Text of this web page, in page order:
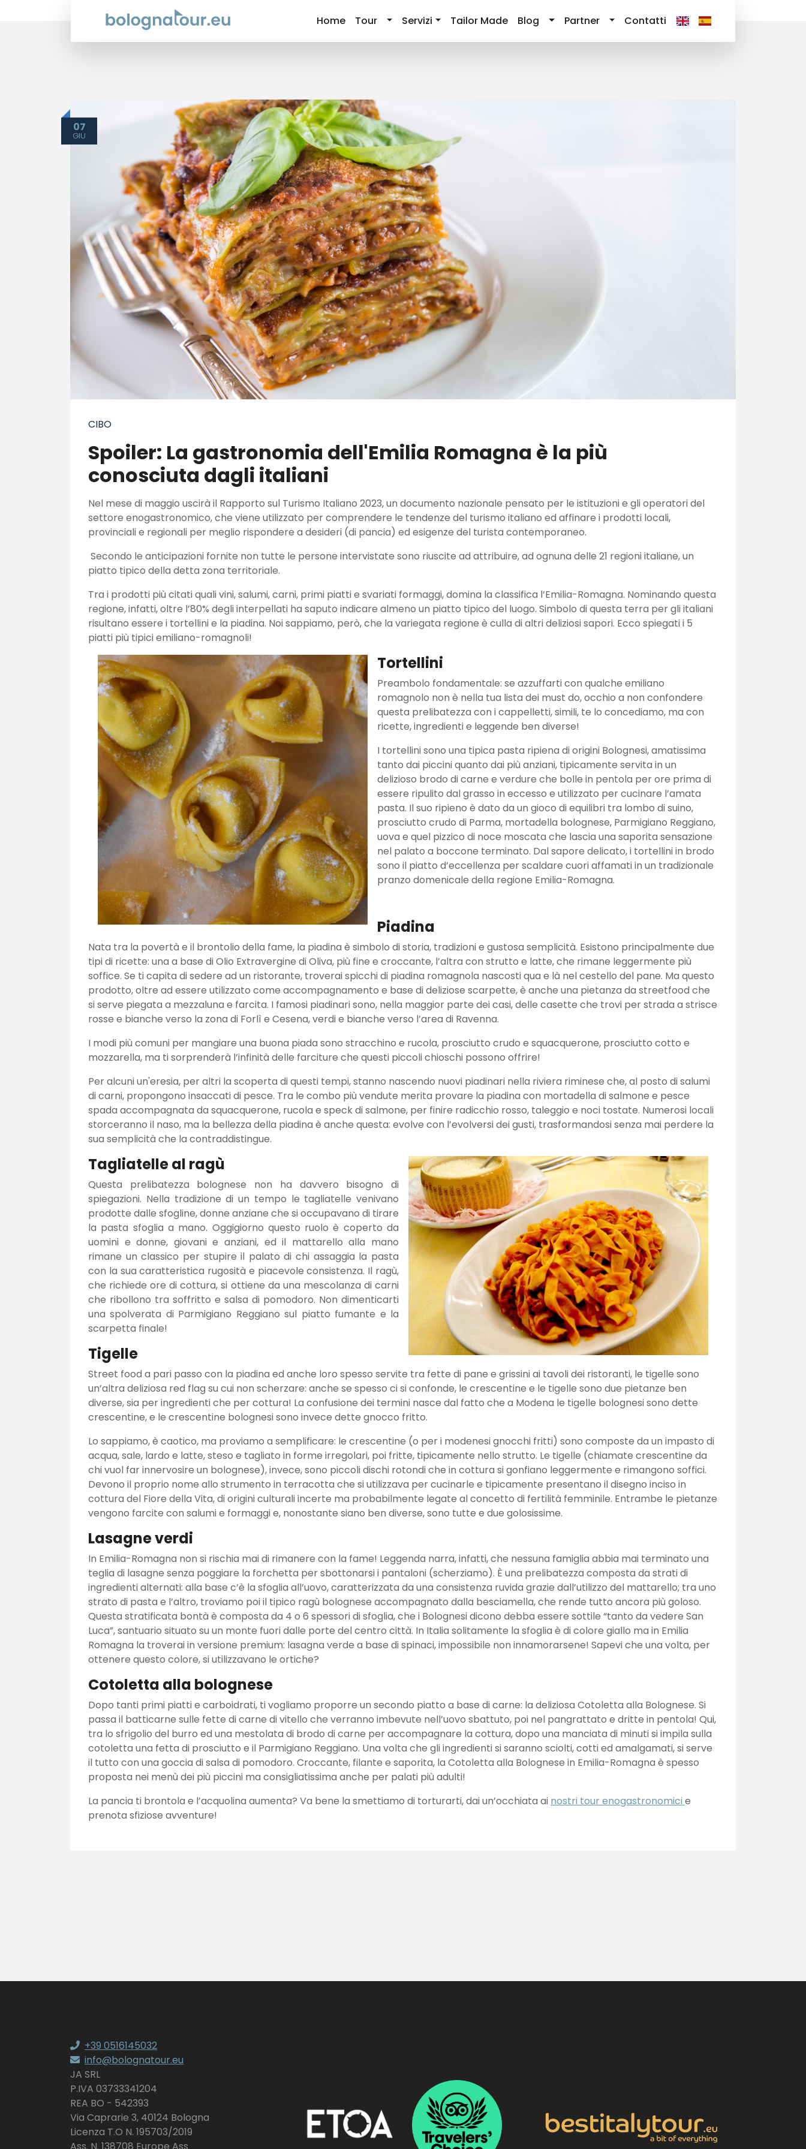
Home Tour Servizi Tailor Made Blog Partner Contatti
07
GIU
CIBO
Spoiler: La gastronomia dell'Emilia Romagna è la più
conosciuta dagli italiani
Nel mese di maggio uscirà il Rapporto sul Turismo Italiano 2023, un documento nazionale pensato per le istituzioni e gli operatori del
settore enogastronomico, che viene utilizzato per comprendere le tendenze del turismo italiano ed affinare i prodotti locali,
provinciali e regionali per meglio rispondere a desideri (di pancia) ed esigenze del turista contemporaneo.
Secondo le anticipazioni fornite non tutte le persone intervistate sono riuscite ad attribuire, ad ognuna delle 21 regioni italiane, un
piatto tipico della detta zona territoriale.
Tra i prodotti più citati quali vini, salumi, carni, primi piatti e svariati formaggi, domina la classifica l’Emilia-Romagna. Nominando questa
regione, infatti, oltre l’80% degli interpellati ha saputo indicare almeno un piatto tipico del luogo. Simbolo di questa terra per gli italiani
risultano essere i tortellini e la piadina. Noi sappiamo, però, che la variegata regione è culla di altri deliziosi sapori. Ecco spiegati i 5
piatti più tipici emiliano-romagnoli!
Tortellini
Preambolo fondamentale: se azzuffarti con qualche emiliano
romagnolo non è nella tua lista dei must do, occhio a non confondere
questa prelibatezza con i cappelletti, simili, te lo concediamo, ma con
ricette, ingredienti e leggende ben diverse!
I tortellini sono una tipica pasta ripiena di origini Bolognesi, amatissima
tanto dai piccini quanto dai più anziani, tipicamente servita in un
delizioso brodo di carne e verdure che bolle in pentola per ore prima di
essere ripulito dal grasso in eccesso e utilizzato per cucinare l’amata
pasta. Il suo ripieno è dato da un gioco di equilibri tra lombo di suino,
prosciutto crudo di Parma, mortadella bolognese, Parmigiano Reggiano,
uova e quel pizzico di noce moscata che lascia una saporita sensazione
nel palato a boccone terminato. Dal sapore delicato, i tortellini in brodo
sono il piatto d’eccellenza per scaldare cuori affamati in un tradizionale
pranzo domenicale della regione Emilia-Romagna.
Piadina
Nata tra la povertà e il brontolio della fame, la piadina è simbolo di storia, tradizioni e gustosa semplicità. Esistono principalmente due
tipi di ricette: una a base di Olio Extravergine di Oliva, più fine e croccante, l’altra con strutto e latte, che rimane leggermente più
soffice. Se ti capita di sedere ad un ristorante, troverai spicchi di piadina romagnola nascosti qua e là nel cestello del pane. Ma questo
prodotto, oltre ad essere utilizzato come accompagnamento e base di deliziose scarpette, è anche una pietanza da streetfood che
si serve piegata a mezzaluna e farcita. I famosi piadinari sono, nella maggior parte dei casi, delle casette che trovi per strada a strisce
rosse e bianche verso la zona di Forlì e Cesena, verdi e bianche verso l’area di Ravenna.
I modi più comuni per mangiare una buona piada sono stracchino e rucola, prosciutto crudo e squacquerone, prosciutto cotto e
mozzarella, ma ti sorprenderà l’infinità delle farciture che questi piccoli chioschi possono offrire!
Per alcuni un'eresia, per altri la scoperta di questi tempi, stanno nascendo nuovi piadinari nella riviera riminese che, al posto di salumi
di carni, propongono insaccati di pesce. Tra le combo più vendute merita provare la piadina con mortadella di salmone e pesce
spada accompagnata da squacquerone, rucola e speck di salmone, per finire radicchio rosso, taleggio e noci tostate. Numerosi locali
storceranno il naso, ma la bellezza della piadina è anche questa: evolve con l’evolversi dei gusti, trasformandosi senza mai perdere la
sua semplicità che la contraddistingue.
Tagliatelle al ragù
Questa prelibatezza bolognese non ha davvero bisogno di
spiegazioni. Nella tradizione di un tempo le tagliatelle venivano
prodotte dalle sfogline, donne anziane che si occupavano di tirare
la pasta sfoglia a mano. Oggigiorno questo ruolo è coperto da
uomini e donne, giovani e anziani, ed il mattarello alla mano
rimane un classico per stupire il palato di chi assaggia la pasta
con la sua caratteristica rugosità e piacevole consistenza. Il ragù,
che richiede ore di cottura, si ottiene da una mescolanza di carni
che ribollono tra soffritto e salsa di pomodoro. Non dimenticarti
una spolverata di Parmigiano Reggiano sul piatto fumante e la
scarpetta finale!
Tigelle
Street food a pari passo con la piadina ed anche loro spesso servite tra fette di pane e grissini ai tavoli dei ristoranti, le tigelle sono
un’altra deliziosa red flag su cui non scherzare: anche se spesso ci si confonde, le crescentine e le tigelle sono due pietanze ben
diverse, sia per ingredienti che per cottura! La confusione dei termini nasce dal fatto che a Modena le tigelle bolognesi sono dette
crescentine, e le crescentine bolognesi sono invece dette gnocco fritto.
Lo sappiamo, è caotico, ma proviamo a semplificare: le crescentine (o per i modenesi gnocchi fritti) sono composte da un impasto di
acqua, sale, lardo e latte, steso e tagliato in forme irregolari, poi fritte, tipicamente nello strutto. Le tigelle (chiamate crescentine da
chi vuol far innervosire un bolognese), invece, sono piccoli dischi rotondi che in cottura si gonfiano leggermente e rimangono soffici.
Devono il proprio nome allo strumento in terracotta che si utilizzava per cucinarle e tipicamente presentano il disegno inciso in
cottura del Fiore della Vita, di origini culturali incerte ma probabilmente legate al concetto di fertilità femminile. Entrambe le pietanze
vengono farcite con salumi e formaggi e, nonostante siano ben diverse, sono tutte e due golosissime.
Lasagne verdi
In Emilia-Romagna non si rischia mai di rimanere con la fame! Leggenda narra, infatti, che nessuna famiglia abbia mai terminato una
teglia di lasagne senza poggiare la forchetta per sbottonarsi i pantaloni (scherziamo). È una prelibatezza composta da strati di
ingredienti alternati: alla base c’è la sfoglia all’uovo, caratterizzata da una consistenza ruvida grazie dall’utilizzo del mattarello; tra uno
strato di pasta e l’altro, troviamo poi il tipico ragù bolognese accompagnato dalla besciamella, che rende tutto ancora più goloso.
Questa stratificata bontà è composta da 4 o 6 spessori di sfoglia, che i Bolognesi dicono debba essere sottile “tanto da vedere San
Luca”, santuario situato su un monte fuori dalle porte del centro città. In Italia solitamente la sfoglia è di colore giallo ma in Emilia
Romagna la troverai in versione premium: lasagna verde a base di spinaci, impossibile non innamorarsene! Sapevi che una volta, per
ottenere questo colore, si utilizzavano le ortiche?
Cotoletta alla bolognese
Dopo tanti primi piatti e carboidrati, ti vogliamo proporre un secondo piatto a base di carne: la deliziosa Cotoletta alla Bolognese. Si
passa il batticarne sulle fette di carne di vitello che verranno imbevute nell’uovo sbattuto, poi nel pangrattato e dritte in pentola! Qui,
tra lo sfrigolio del burro ed una mestolata di brodo di carne per accompagnare la cottura, dopo una manciata di minuti si impila sulla
cotoletta una fetta di prosciutto e il Parmigiano Reggiano. Una volta che gli ingredienti si saranno sciolti, cotti ed amalgamati, si serve
il tutto con una goccia di salsa di pomodoro. Croccante, filante e saporita, la Cotoletta alla Bolognese in Emilia-Romagna è spesso
proposta nei menù dei più piccini ma consigliatissima anche per palati più adulti!
La pancia ti brontola e l’acquolina aumenta? Va bene la smettiamo di torturarti, dai un’occhiata ai nostri tour enogastronomici e
prenota sfiziose avventure!
+39 0516145032
info@bolognatour.eu
JA SRL
P.IVA 03733341204
REA BO - 542393
Via Caprarie 3, 40124 Bologna
Licenza T.O N. 195703/2019